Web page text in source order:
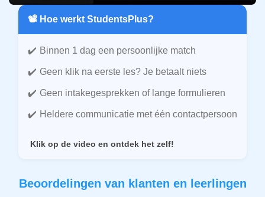
📽️ Hoe werkt StudentsPlus?
Binnen 1 dag een persoonlijke match
Geen klik na eerste les? Je betaalt niets
Geen intakegesprekken of lange formulieren
Heldere communicatie met één contactpersoon
Klik op de video en ontdek het zelf!
Beoordelingen van klanten en leerlingen